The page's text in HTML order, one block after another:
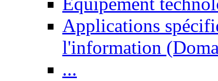
Applications
l'information
...